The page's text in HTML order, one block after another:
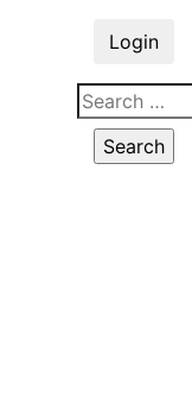
Login